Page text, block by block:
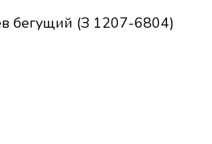
бегущий (З 1207-6804)